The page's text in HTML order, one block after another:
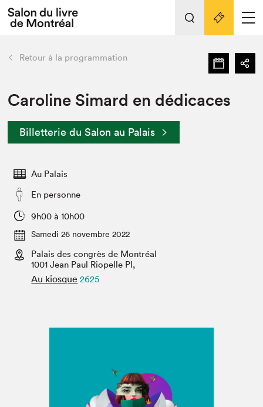
Espace exposant⋅e⋅s
Espace enseignant·e·s
Espace médias
L'événement
Préparer sa visite au Salon
Actualités
SLM PRO
retour Nos activités
Préparer sa visite
Salon dans la ville et en ligne
Projets partenaires
Liens pratiques
Retour à la programmation
Caroline Simard en dédicaces
Billetterie du Salon au Palais
Au Palais
En personne
9h00 à 10h00
Samedi 26 novembre 2022
Palais des congrès de Montréal
1001 Jean Paul Riopelle Pl,
Au kiosque 2625